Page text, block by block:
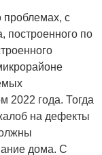
проблемах, с
построенного по
2022 года. Тогда
на дефекты
дома. С